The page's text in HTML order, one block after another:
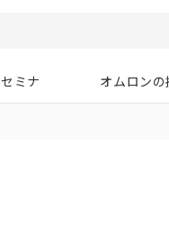
セミナ オムロン